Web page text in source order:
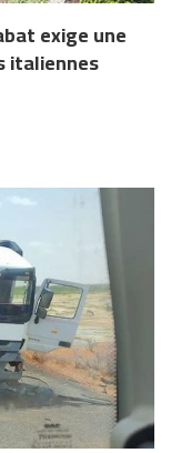
exige une
italiennes